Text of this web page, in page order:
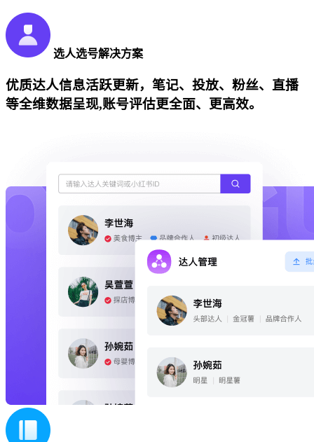
选人选号解决方案
优质达人信息活跃更新，笔记、投放、粉丝、直播
等全维数据呈现,账号评估更全面、更高效。